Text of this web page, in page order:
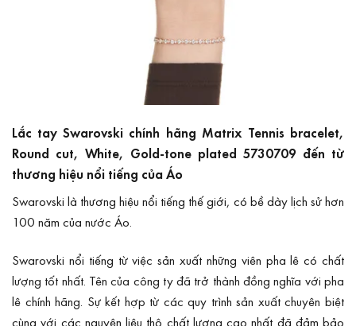
Lắc tay Swarovski chính hãng Matrix Tennis bracelet,
Round cut, White, Gold-tone plated 5730709 đến từ
thương hiệu nổi tiếng của Áo
Swarovski là thương hiệu nổi tiếng thế giới, có bề dày lịch sử hơn
100 năm của nước Áo.
Swarovski nổi tiếng từ việc sản xuất những viên pha lê có chất
lượng tốt nhất. Tên của công ty đã trở thành đồng nghĩa với pha
lê chính hãng. Sự kết hợp từ các quy trình sản xuất chuyên biệt
cùng với các nguyên liệu thô chất lượng cao nhất đã đảm bảo